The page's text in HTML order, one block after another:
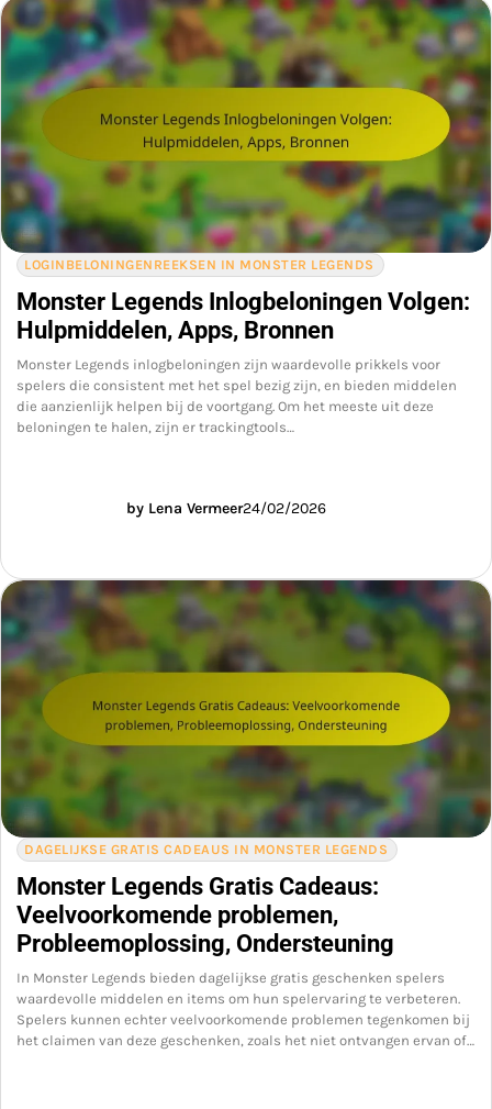
LOGINBELONINGENREEKSEN IN MONSTER LEGENDS
Monster Legends Inlogbeloningen Volgen:
Hulpmiddelen, Apps, Bronnen
Monster Legends inlogbeloningen zijn waardevolle prikkels voor
spelers die consistent met het spel bezig zijn, en bieden middelen
die aanzienlijk helpen bij de voortgang. Om het meeste uit deze
beloningen te halen, zijn er trackingtools…
by Lena Vermeer24/02/2026
DAGELIJKSE GRATIS CADEAUS IN MONSTER LEGENDS
Monster Legends Gratis Cadeaus:
Veelvoorkomende problemen,
Probleemoplossing, Ondersteuning
In Monster Legends bieden dagelijkse gratis geschenken spelers
waardevolle middelen en items om hun spelervaring te verbeteren.
Spelers kunnen echter veelvoorkomende problemen tegenkomen bij
het claimen van deze geschenken, zoals het niet ontvangen ervan of…